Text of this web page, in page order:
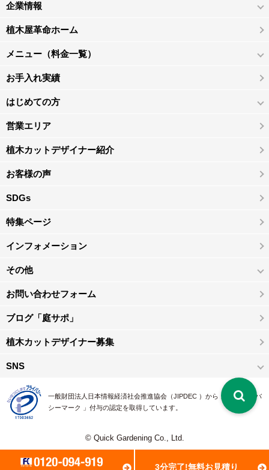
3分完了!無料お見積り
企業情報
植木屋革命ホーム
メニュー（料金一覧）
お手入れ実績
はじめての方
営業エリア
植木カットデザイナー紹介
お客様の声
SDGs
特集ページ
インフォメーション
その他
お問い合わせフォーム
ブログ「庭サポ」
植木カットデザイナー募集
SNS
一般財団法人日本情報経済社会推進協会（JIPDEC ）から 、「 プライバ
シーマーク 」付与の認定を取得しています。
© Quick Gardening Co., Ltd.